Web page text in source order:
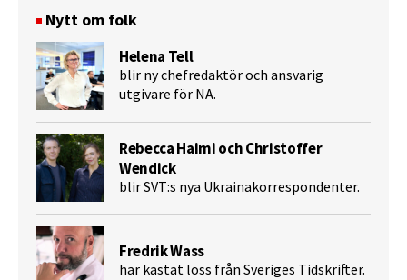
Nytt om folk
Helena Tell
blir ny chefredaktör och ansvarig
utgivare för NA.
Rebecca Haimi och Christoffer
Wendick
blir SVT:s nya Ukrainakorrespondenter.
Fredrik Wass
har kastat loss från Sveriges Tidskrifter.